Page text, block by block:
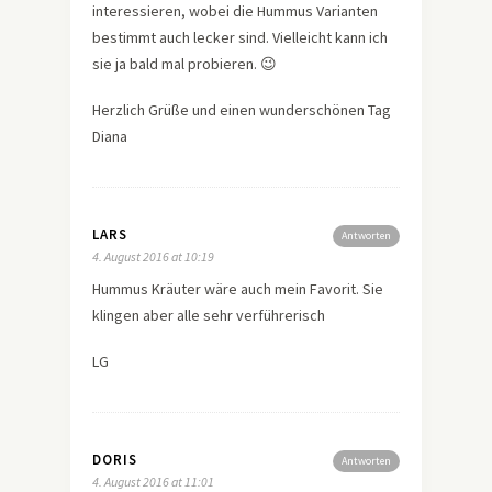
interessieren, wobei die Hummus Varianten
bestimmt auch lecker sind. Vielleicht kann ich
sie ja bald mal probieren. 😉
Herzlich Grüße und einen wunderschönen Tag
Diana
Antworten
LARS
4. August 2016 at 10:19
Hummus Kräuter wäre auch mein Favorit. Sie
klingen aber alle sehr verführerisch
LG
Antworten
DORIS
4. August 2016 at 11:01